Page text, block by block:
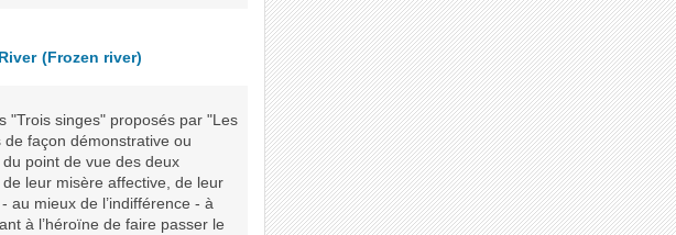
(Frozen river)
"Trois singes" proposés par "Les
façon démonstrative ou
point de vue des deux
leur misère affective, de leur
au mieux de l’indifférence - à
à l’héroïne de faire passer le